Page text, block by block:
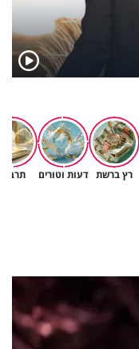
רץ ברשת דעות וטורים
גם ׳הרע׳ זה הרחמים של בורא